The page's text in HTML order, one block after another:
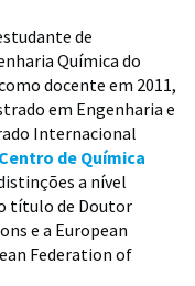
de
Química do
docente em 2011,
em Engenharia e
Internacional
Centro de Química
a nível
título de Doutor
e a European
Federation of